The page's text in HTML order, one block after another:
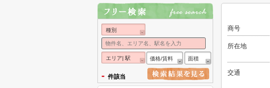
商号
所在地
交通
種別
エリア| 駅 価格/賃料 面積
- 件該当